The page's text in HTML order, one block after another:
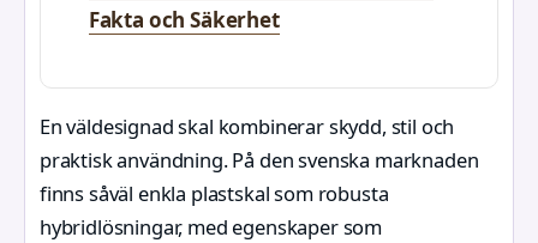
Fakta och Säkerhet
En väldesignad skal kombinerar skydd, stil och
praktisk användning. På den svenska marknaden
finns såväl enkla plastskal som robusta
hybridlösningar, med egenskaper som